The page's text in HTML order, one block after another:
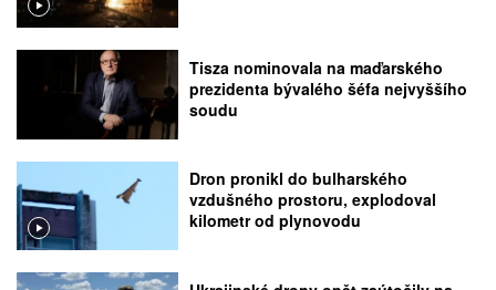
Tisza nominovala na maďarského
prezidenta bývalého šéfa nejvyššího
soudu
Dron pronikl do bulharského
vzdušného prostoru, explodoval
kilometr od plynovodu